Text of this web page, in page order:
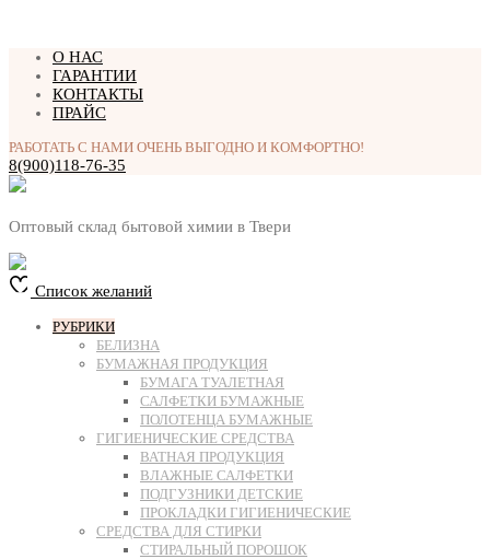
Перейти
содержимому
О НАС
ГАРАНТИИ
КОНТАКТЫ
ПРАЙС
РАБОТАТЬ С НАМИ ОЧЕНЬ ВЫГОДНО И КОМФОРТНО!
8(900)118-76-35
Оптовый склад бытовой химии в Твери
Список желаний
РУБРИКИ
БЕЛИЗНА
БУМАЖНАЯ ПРОДУКЦИЯ
БУМАГА ТУАЛЕТНАЯ
САЛФЕТКИ БУМАЖНЫЕ
ПОЛОТЕНЦА БУМАЖНЫЕ
ГИГИЕНИЧЕСКИЕ СРЕДСТВА
ВАТНАЯ ПРОДУКЦИЯ
ВЛАЖНЫЕ САЛФЕТКИ
ПОДГУЗНИКИ ДЕТСКИЕ
ПРОКЛАДКИ ГИГИЕНИЧЕСКИЕ
СРЕДСТВА ДЛЯ СТИРКИ
СТИРАЛЬНЫЙ ПОРОШОК